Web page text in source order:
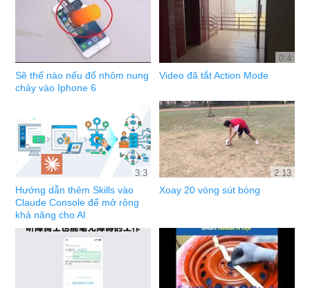
Sẽ thế nào nếu đổ nhôm nung
chảy vào Iphone 6
0:4
Video đã tắt Action Mode
3:3
Hướng dẫn thêm Skills vào
Claude Console để mở rộng
khả năng cho AI
2:13
Xoay 20 vòng sút bóng